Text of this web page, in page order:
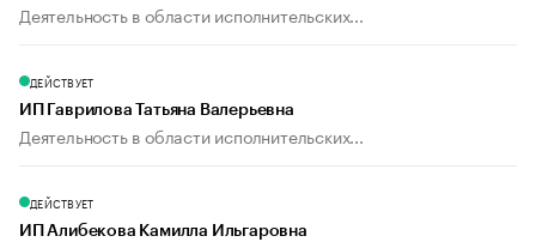
Деятельность в области исполнительских...
ДЕЙСТВУЕТ
ИП Гаврилова Татьяна Валерьевна
Деятельность в области исполнительских...
ДЕЙСТВУЕТ
ИП Алибекова Камилла Ильгаровна